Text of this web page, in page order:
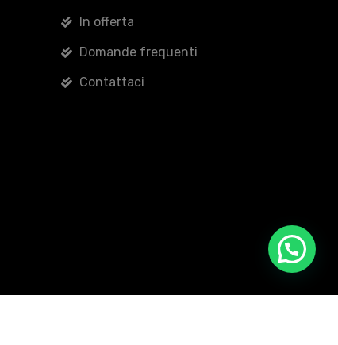
In offerta
Domande frequenti
Contattaci